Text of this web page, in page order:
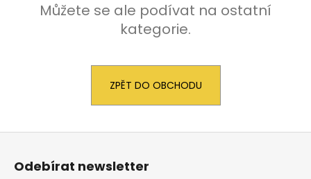
Můžete se ale podívat na ostatní
kategorie.
ZPĚT DO OBCHODU
t
Odebírat newsletter